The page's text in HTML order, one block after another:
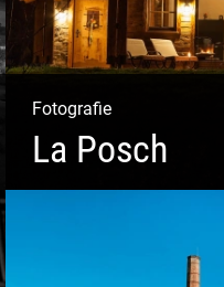
Fotografie
La Posch
Kuschelige Chalets |